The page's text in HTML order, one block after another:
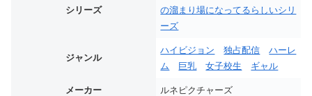
シリーズ
の溜まり場になってるらしいシリ
ーズ
ジャンル
ハイビジョン 独占配信
ハーレ
ム
巨乳 女子校生 ギャル
メーカー ルネピクチャーズ